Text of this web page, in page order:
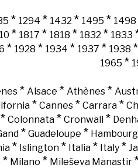
* 1294 * 1432 * 1495 * 1498
* 1817 * 1818 * 1832 * 1833
* 1928 * 1934 * 1937 * 1938 *
1965 *
* Alsace * Athènes*
* Cannes* Carrara*
* Colonnata * Cronwall *
* Guadeloupe * Hambourg
* Islington* Italia* Italy*
* Milano * Mileševa Manastir